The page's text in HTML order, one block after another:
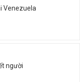
Venezuela
người